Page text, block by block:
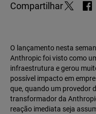
Compartilhar
O lançamento nesta
Anthropic foi visto como
infraestrutura e gerou
possível impacto em
que, quando um provedor
transformador da
reação imediata seja